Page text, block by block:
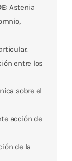
: Astenia
entre los
sobre el
acción de
de la